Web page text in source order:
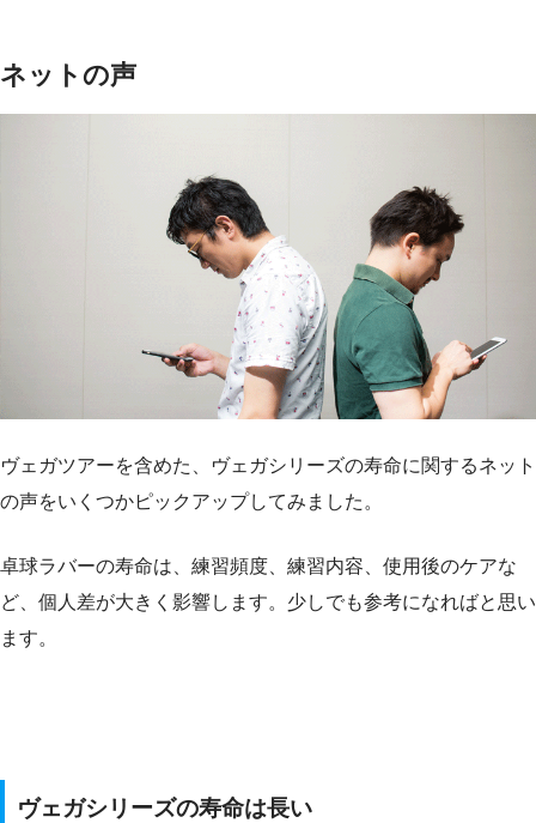
ネットの声
ヴェガツアーを含めた、ヴェガシリーズの寿命に関するネット
の声をいくつかピックアップしてみました。
卓球ラバーの寿命は、練習頻度、練習内容、使用後のケアな
ど、個人差が大きく影響します。少しでも参考になればと思い
ます。
ヴェガシリーズの寿命は長い